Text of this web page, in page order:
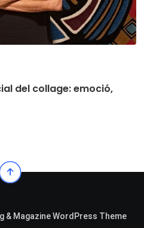
del collage: emoció,
& Magazine WordPress Theme